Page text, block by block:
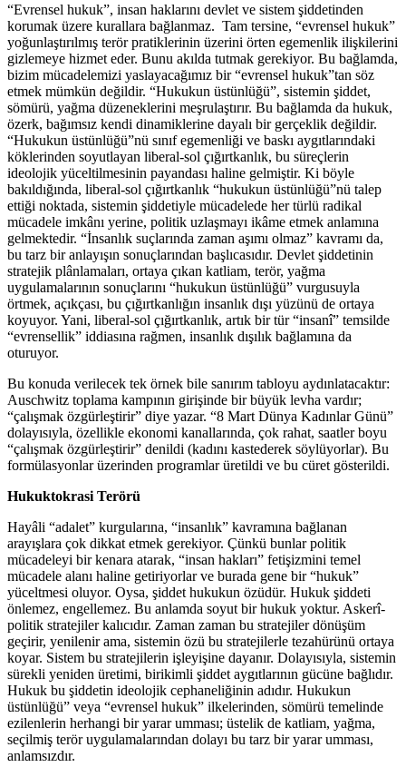
“Evrensel hukuk”, insan haklarını devlet ve sistem şiddetinden
korumak üzere kurallara bağlanmaz. Tam tersine, “evrensel hukuk”
yoğunlaştırılmış terör pratiklerinin üzerini örten egemenlik ilişkilerini
gizlemeye hizmet eder. Bunu akılda tutmak gerekiyor. Bu bağlamda,
bizim mücadelemizi yaslayacağımız bir “evrensel hukuk”tan söz
etmek mümkün değildir. “Hukukun üstünlüğü”, sistemin şiddet,
sömürü, yağma düzeneklerini meşrulaştırır. Bu bağlamda da hukuk,
özerk, bağımsız kendi dinamiklerine dayalı bir gerçeklik değildir.
“Hukukun üstünlüğü”nü sınıf egemenliği ve baskı aygıtlarındaki
köklerinden soyutlayan liberal-sol çığırtkanlık, bu süreçlerin
ideolojik yüceltilmesinin payandası haline gelmiştir. Ki böyle
bakıldığında, liberal-sol çığırtkanlık “hukukun üstünlüğü”nü talep
ettiği noktada, sistemin şiddetiyle mücadelede her türlü radikal
mücadele imkânı yerine, politik uzlaşmayı ikâme etmek anlamına
gelmektedir. “İnsanlık suçlarında zaman aşımı olmaz” kavramı da,
bu tarz bir anlayışın sonuçlarından başlıcasıdır. Devlet şiddetinin
stratejik plânlamaları, ortaya çıkan katliam, terör, yağma
uygulamalarının sonuçlarını “hukukun üstünlüğü” vurgusuyla
örtmek, açıkçası, bu çığırtkanlığın insanlık dışı yüzünü de ortaya
koyuyor. Yani, liberal-sol çığırtkanlık, artık bir tür “insanî” temsilde
“evrensellik” iddiasına rağmen, insanlık dışılık bağlamına da
oturuyor.
Bu konuda verilecek tek örnek bile sanırım tabloyu aydınlatacaktır:
Auschwitz toplama kampının girişinde bir büyük levha vardır;
“çalışmak özgürleştirir” diye yazar. “8 Mart Dünya Kadınlar Günü”
dolayısıyla, özellikle ekonomi kanallarında, çok rahat, saatler boyu
“çalışmak özgürleştirir” denildi (kadını kastederek söylüyorlar). Bu
formülasyonlar üzerinden programlar üretildi ve bu cüret gösterildi.
Hukuktokrasi Terörü
Hayâli “adalet” kurgularına, “insanlık” kavramına bağlanan
arayışlara çok dikkat etmek gerekiyor. Çünkü bunlar politik
mücadeleyi bir kenara atarak, “insan hakları” fetişizmini temel
mücadele alanı haline getiriyorlar ve burada gene bir “hukuk”
yüceltmesi oluyor. Oysa, şiddet hukukun özüdür. Hukuk şiddeti
önlemez, engellemez. Bu anlamda soyut bir hukuk yoktur. Askerî-
politik stratejiler kalıcıdır. Zaman zaman bu stratejiler dönüşüm
geçirir, yenilenir ama, sistemin özü bu stratejilerle tezahürünü ortaya
koyar. Sistem bu stratejilerin işleyişine dayanır. Dolayısıyla, sistemin
sürekli yeniden üretimi, birikimli şiddet aygıtlarının gücüne bağlıdır.
Hukuk bu şiddetin ideolojik cephaneliğinin adıdır. Hukukun
üstünlüğü” veya “evrensel hukuk” ilkelerinden, sömürü temelinde
ezilenlerin herhangi bir yarar umması; üstelik de katliam, yağma,
seçilmiş terör uygulamalarından dolayı bu tarz bir yarar umması,
anlamsızdır.